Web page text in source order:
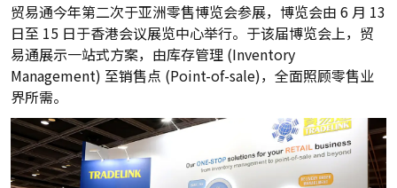
贸易通今年第二次于亚洲零售博览会参展，博览会由 6 月 13
日至 15 日于香港会议展览中心举行。于该届博览会上，贸
易通展示一站式方案，由库存管理 (Inventory
Management) 至销售点 (Point-of-sale)，全面照顾零售业
界所需。